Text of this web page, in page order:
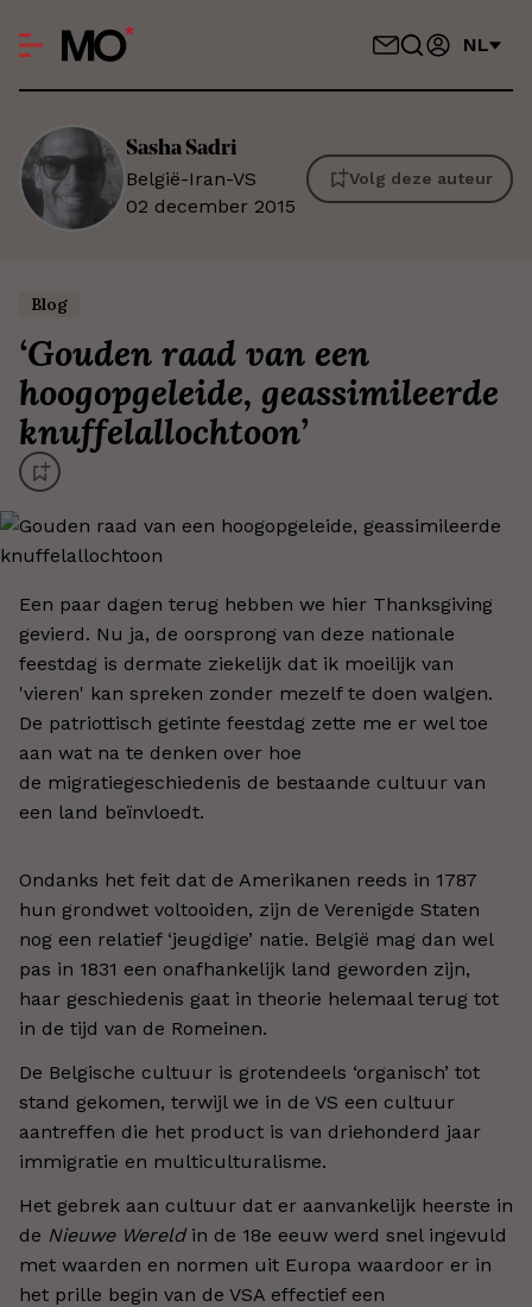
NL
SashaSadri
België-Iran-VS
02 december 2015
Volg deze auteur
Blog
‘Gouden raad van een
hoogopgeleide, geassimileerde
knuffelallochtoon’
Een paar dagen terug hebben we hier Thanksgiving
gevierd. Nu ja, de oorsprong van deze nationale
feestdag is dermate ziekelijk dat ik moeilijk van
'vieren' kan spreken zonder mezelf te doen walgen.
De patriottisch getinte feestdag zette me er wel toe
aan wat na te denken over hoe
de migratiegeschiedenis de bestaande cultuur van
een land beïnvloedt.
Ondanks het feit dat de Amerikanen reeds in 1787
hun grondwet voltooiden, zijn de Verenigde Staten
nog een relatief ‘jeugdige’ natie. België mag dan wel
pas in 1831 een onafhankelijk land geworden zijn,
haar geschiedenis gaat in theorie helemaal terug tot
in de tijd van de Romeinen.
De Belgische cultuur is grotendeels ‘organisch’ tot
stand gekomen, terwijl we in de VS een cultuur
aantreffen die het product is van driehonderd jaar
immigratie en multiculturalisme.
Het gebrek aan cultuur dat er aanvankelijk heerste in
de Nieuwe Wereldin de 18e eeuw werd snel ingevuld
met waarden en normen uit Europa waardoor er in
het prille begin van de VSA effectief een